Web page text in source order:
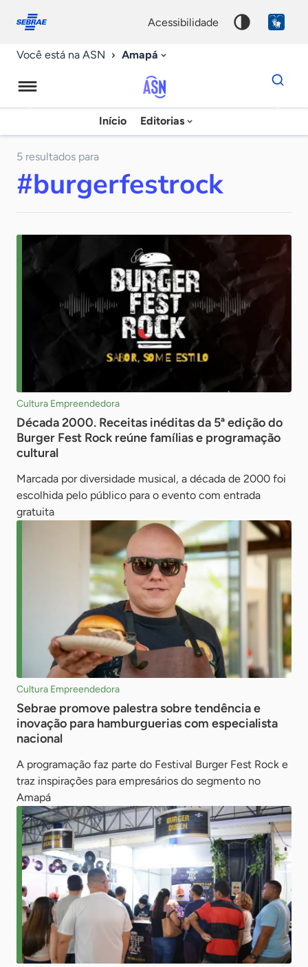
conosco
acessibilidade
Você está na ASN Amapá
Agência
Sebrae
Notícias
Início Editorias
Dados
para
chave
5 resultados para
#burgerfestrock
Cultura Empreendedora
Década 2000. Receitas inéditas da 5ª edição do
Burger Fest Rock reúne famílias e programação
cultural
Marcada por diversidade musical, a década de 2000 foi
escolhida pelo público para o evento com entrada
gratuita
Cultura Empreendedora
Sebrae promove palestra sobre tendência e
inovação para hamburguerias com especialista
nacional
A programação faz parte do Festival Burger Fest Rock e
traz inspirações para empresários do segmento no
Amapá